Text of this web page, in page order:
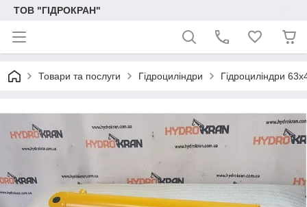
ТОВ "ГІДРОКРАН"
Товари та послуги Гідроциліндри Гідроциліндри